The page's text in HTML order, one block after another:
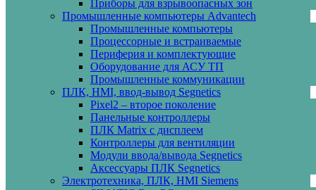
Приборы для взрывоопасных зон
Промышленные компьютеры Advantech
Промышленные компьютеры
Процессорные и встраиваемые
Периферия и комплектующие
Оборудование для АСУ ТП
Промышленные коммуникации
ПЛК, HMI, ввод-вывод Segnetics
Pixel2 – второе поколение
Панельные контроллеры
ПЛК Matrix с дисплеем
Контроллеры для вентиляции
Модули ввода/вывода Segnetics
Аксессуары ПЛК Segnetics
Электротехника, ПЛК, HMI Siemens